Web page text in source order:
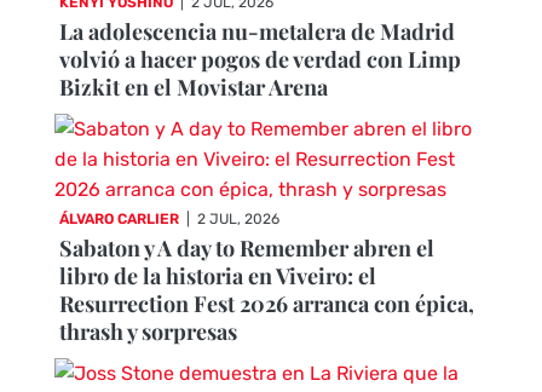
La adolescencia nu-metalera de Madrid
volvió a hacer pogos de verdad con Limp
Bizkit en el Movistar Arena
ÁLVARO CARLIER 2 JUL, 2026
Sabaton y A day to Remember abren el
libro de la historia en Viveiro: el
Resurrection Fest 2026 arranca con épica,
thrash y sorpresas